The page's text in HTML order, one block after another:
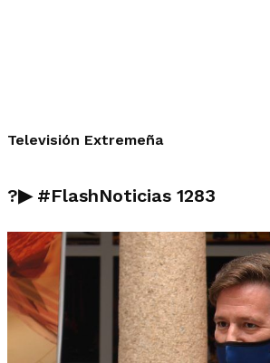
Televisión Extremeña
?▶ #FlashNoticias 1283